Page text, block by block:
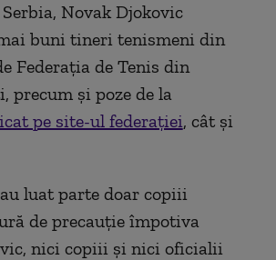
Novak Djokovic
buni tineri tenismeni din
Federația de Tenis din
precum și poze de la
pe site-ul federației, cât și
luat parte doar copiii
de precauție împotiva
nici copiii și nici oficialii